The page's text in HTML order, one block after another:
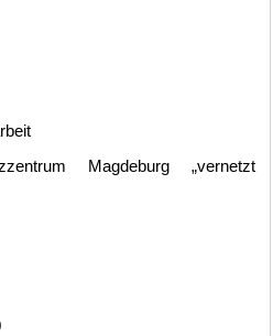
Magdeburg „vernetzt